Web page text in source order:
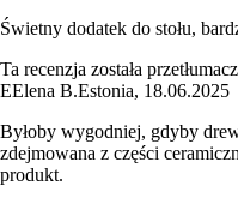
Świetny dodatek do stołu,
Ta recenzja została
EElena B.Estonia, 18.06.2025
Byłoby wygodniej, gdyby
zdejmowana z części
produkt.